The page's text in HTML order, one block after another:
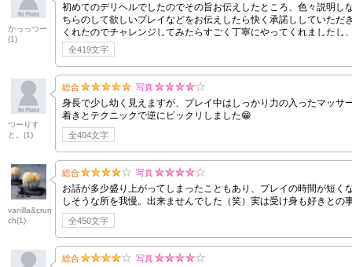
かっっつー
(1)
初めてのデリヘルでしたのでその旨お伝えしたところ、色々説明
ちらのして欲しいプレイなどをお伝えしたら快く承諾ししていただきました。 普通にお尻に指を入れられたことありませんでしたが、やって
くれたのでチャレンジしてみたらすごく丁寧にやってくれました
全419文字
つーりす
と。 (1)
総合 写真
身長で少し幼く見えますが、プレイ中はしっかり力の入ったマッサージとハンドフ
着きとテクニックで逆にビックリしました😁
全404文字
vanilla&crun
ch(1)
総合 写真
お話が多少盛り上がってしまったこともあり、プレイの時間が短
しそうな所を我慢。出来ませんでした（笑）実は受け身も好きと
全450文字
総合 写真